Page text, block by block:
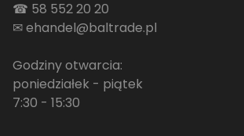
☎ 58 552 20 20
✉ehandel@baltrade.pl
Godziny otwarcia:
poniedziałek - piątek
7:30 - 15:30